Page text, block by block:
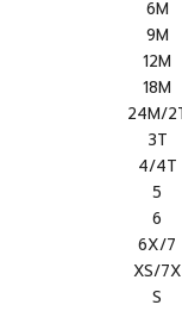
6M
9M
12M
18M
24M/
3T
4/4T
5
6
6X/7
XS/7X
S